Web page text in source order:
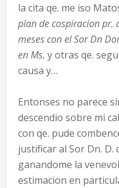
la cita qe. me iso
plan de cospiracion pr.
meses con el Sor Dn
en Ms. y otras qe.
causa y…
Entonses no parece
descendio sobre mi
con qe. pude
justificar al Sor Dn. D.
ganandome la
estimacion en